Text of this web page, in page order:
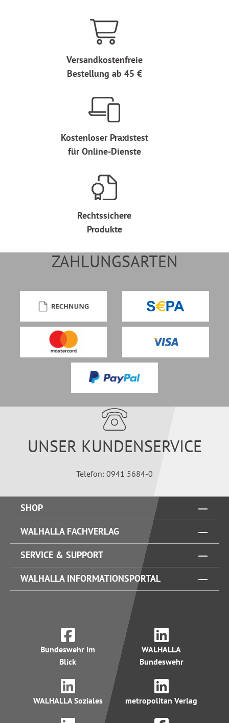
Versandkostenfreie
Bestellung ab 45 €
Kostenloser Praxistest
für Online-Dienste
Rechtssichere
Produkte
ZAHLUNGSARTEN
UNSER KUNDENSERVICE
Telefon: 0941 5684-0
SHOP
WALHALLA FACHVERLAG
SERVICE & SUPPORT
WALHALLA INFORMATIONSPORTAL
Bundeswehr im
Blick
WALHALLA
Bundeswehr
WALHALLA Soziales metropolitan Verlag